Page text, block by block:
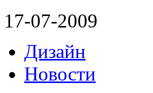
17-07-2009
Дизайн
Новости